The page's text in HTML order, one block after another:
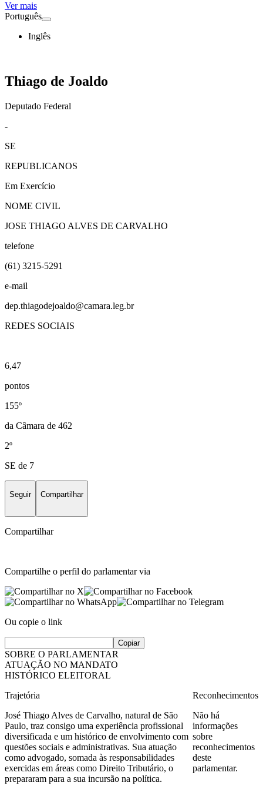
Ver mais
Português
Inglês
Thiago de Joaldo
Deputado Federal
-
SE
REPUBLICANOS
Em Exercício
NOME CIVIL
JOSE THIAGO ALVES DE CARVALHO
telefone
(61) 3215-5291
e-mail
dep.thiagodejoaldo@camara.leg.br
REDES SOCIAIS
6,47
pontos
155º
da Câmara de 462
2º
SE de 7
Seguir Compartilhar
Compartilhar
Compartilhe o perfil do parlamentar via
Ou copie o link
Copiar
SOBRE O PARLAMENTAR
ATUAÇÃO NO MANDATO
HISTÓRICO ELEITORAL
Trajetória
José Thiago Alves de Carvalho, natural de São
Paulo, traz consigo uma experiência profissional
diversificada e um histórico de envolvimento com
questões sociais e administrativas. Sua atuação
como advogado, somada às responsabilidades
exercidas em áreas como Direito Tributário, o
prepararam para a sua incursão na política.
Reconhecimentos
Não há
informações
sobre
reconhecimentos
deste
parlamentar.